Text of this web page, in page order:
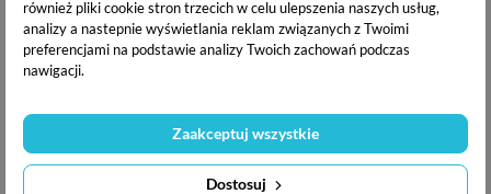
Data wydania: lipiec 2025
Stron:24
Zawartość:
11/6, 02-511 Warszawa. Tel. +48 22 853-11-38, e-mail:
sklep@edgard.com.pl
również pliki cookie stron trzecich w celu ulepszenia naszych usług,
analizy a nastepnie wyświetlania reklam związanych z Twoimi
preferencjami na podstawie analizy Twoich zachowań podczas
nawigacji.
Dostosuj
Zaakceptuj wszystkie